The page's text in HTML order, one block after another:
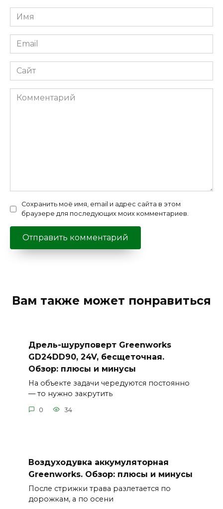
Имя
*
Email
*
Сайт
Комментарий
Сохранить моё имя, email и адрес сайта в этом
браузере для последующих моих комментариев.
Вам также может понравиться
Дрель-шуруповерт Greenworks
GD24DD90, 24V, бесщеточная.
Обзор: плюсы и минусы
На объекте задачи чередуются постоянно
— то нужно закрутить
0 34
Воздуходувка аккумуляторная
Greenworks. Обзор: плюсы и минусы
После стрижки трава разлетается по
дорожкам, а по осени